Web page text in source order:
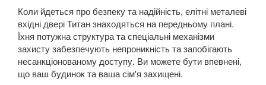
Коли йдеться про безпеку та надійність, елітні металеві
вхідні двері Титан знаходяться на передньому плані.
Їхня потужна структура та спеціальні механізми
захисту забезпечують непроникність та запобігають
несанкціонованому доступу. Ви можете бути впевнені,
що ваш будинок та ваша сім'я захищені.